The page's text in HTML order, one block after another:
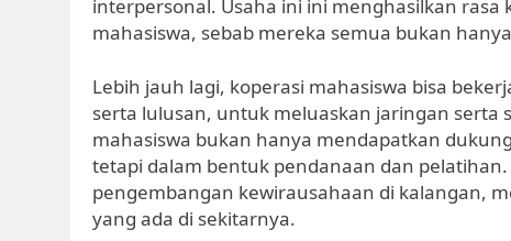
interpersonal. Usaha ini ini menghasilkan
mahasiswa, sebab mereka semua bukan
Lebih jauh lagi, koperasi mahasiswa bisa
serta lulusan, untuk meluaskan jaringan serta
mahasiswa bukan hanya mendapatkan
tetapi dalam bentuk pendanaan dan
pengembangan kewirausahaan di kalangan,
yang ada di sekitarnya.